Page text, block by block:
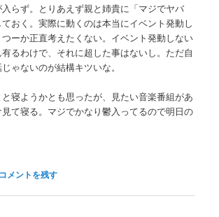
らず。とりあえず親と姉貴に「マジでヤバ
おく。実際に動くのは本当にイベント発動し
ーか正直考えたくない。イベント発動しない
るわけで、それに超した事はないし。ただ自
ゃないのが結構キツいな。
寝ようかとも思ったが、見たい音楽番組があ
て寝る。マジでかなり鬱入ってるので明日の
コメントを残す